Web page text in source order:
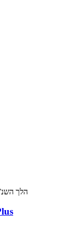
הלך השנ”צ 6.2.22 – עם